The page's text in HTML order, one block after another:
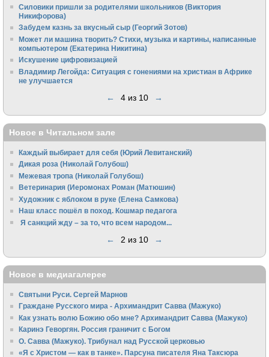
Силовики пришли за родителями школьников (Виктория
Никифорова)
Забудем казнь за вкусный сыр (Георгий Зотов)
Может ли машина творить? Стихи, музыка и картины, написанные
компьютером (Екатерина Никитина)
Искушение цифровизацией
Владимир Легойда: Ситуация с гонениями на христиан в Африке
не улучшается
← 4 из 10 →
Новое в Читальном зале
Каждый выбирает для себя (Юрий Левитанский)
Дикая роза (Николай Голубош)
Межевая тропа (Николай Голубош)
Ветеринария (Иеромонах Роман (Матюшин)
Художник с яблоком в руке (Елена Самкова)
Наш класс пошёл в поход. Кошмар педагога
Я санкций жду – за то, что всем народом...
← 2 из 10 →
Новое в медиагалерее
Святыни Руси. Сергей Марнов
Граждане Русского мира - Архимандрит Савва (Мажуко)
Как узнать волю Божию обо мне? Архимандрит Савва (Мажуко)
Каринэ Геворгян. Россия граничит с Богом
О. Савва (Мажуко). Трибунал над Русской церковью
«Я с Христом — как в танке». Парсуна писателя Яна Таксюра